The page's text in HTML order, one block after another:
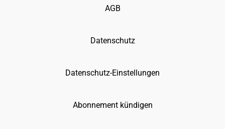
AGB
Datenschutz
Datenschutz-Einstellungen
Abonnement kündigen